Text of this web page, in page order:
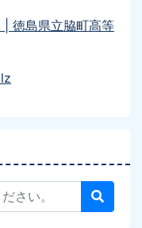
| 徳島県立脇町高等